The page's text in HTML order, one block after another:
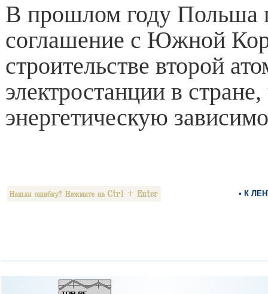
В прошлом году Польша
соглашение с Южной
строительстве второй
электростанции в
энергетическую
• К